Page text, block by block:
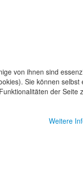
von ihnen sind
Sie können
der Seite
Weitere